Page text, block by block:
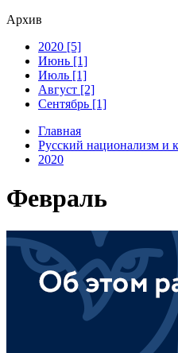
Архив
2020 [5]
Июнь [1]
Июль [1]
Август [2]
Сентябрь [1]
Главная
Русский национализм и
2020
Февраль